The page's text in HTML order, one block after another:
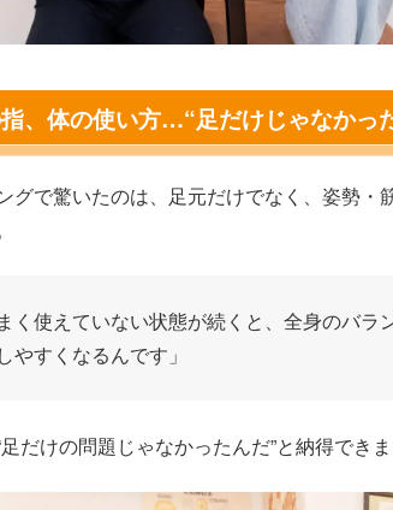
、体の使い方…“足だけじゃなかっ
グで驚いたのは、足元だけでなく、姿勢・
く使えていない状態が続くと、全身のバラ
やすくなるんです」
だけの問題じゃなかったんだ”と納得できま